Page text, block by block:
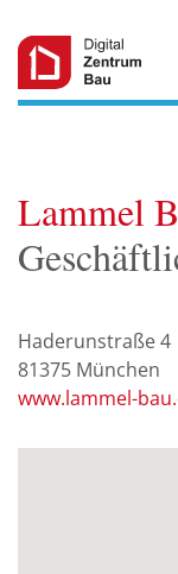
Lammel
Haderunstraße 4
81375 München
www.lammel-